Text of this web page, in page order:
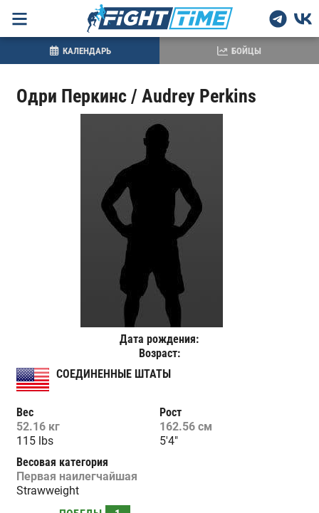
Одри Перкинс / Audrey Perkins
Дата рождения:
Возраст:
СОЕДИНЕННЫЕ ШТАТЫ
Вес
52.16 кг
115 lbs
Рост
162.56 см
5'4"
Весовая категория
Первая наилегчайшая
Strawweight
КАЛЕНДАРЬ БОЙЦЫ